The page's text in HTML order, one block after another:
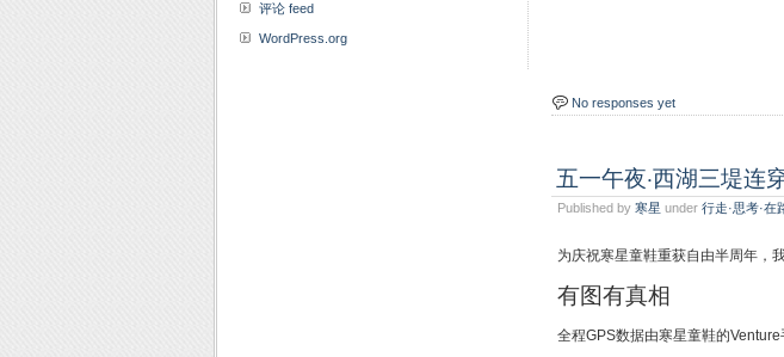
No responses yet
五一午夜·西湖三堤连
Published by 寒星 under 行走·思考·在
为庆祝寒星童鞋重获自由半周年，
有图有真相
全程GPS数据由寒星童鞋的
评论 feed
WordPress.org